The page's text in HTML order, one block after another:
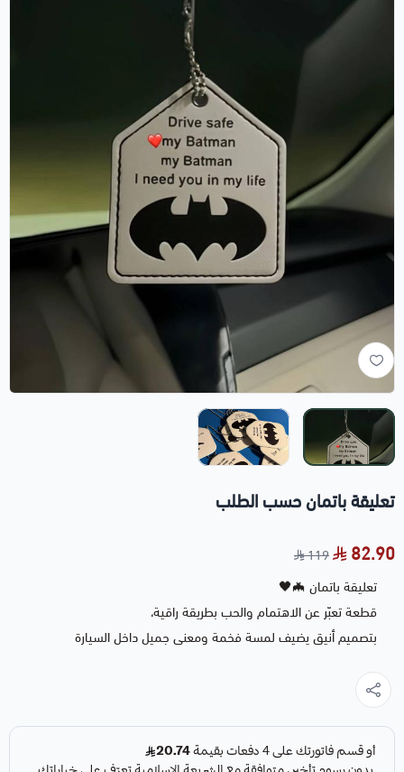
تعليقة باتمان حسب الطلب
82.90
119
تعليقة باتمان 🦇🖤
قطعة تعبّر عن الاهتمام والحب بطريقة راقية،
بتصميم أنيق يضيف لمسة فخمة ومعنى جميل داخل السيارة